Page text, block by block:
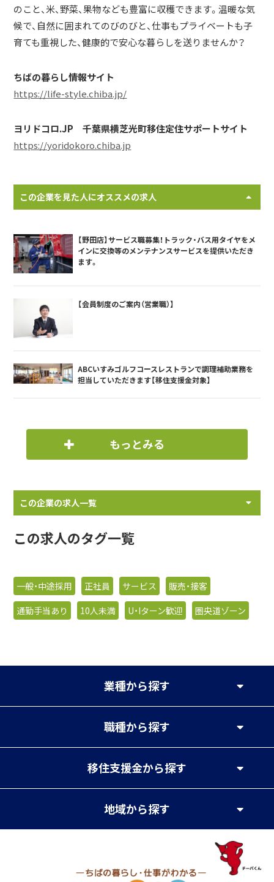
のこと、米、野菜、果物なども豊富に収穫できます。温暖な気
候で、自然に囲まれてのびのびと、仕事もプライベートも子
育ても重視した、健康的で安心な暮らしを送りませんか？
ちばの暮らし情報サイト
https://life-style.chiba.jp/
ヨリドコロ.JP 千葉県横芝光町移住定住サポートサイト
https://yoridokoro.chiba.jp
この企業を見た人にオススメの求人
【野田店】サービス職募集！トラック・バス用タイヤをメ
インに交換等のメンテナンスサービスを提供いただき
ます。
【会員制度のご案内（営業職）】
ABCいすみゴルフコースレストランで調理補助業務を
担当していただきます【移住支援金対象】
もっとみる
この企業の求人一覧
この求人のタグ一覧
一般・中途採用 正社員 サービス
販売・接客
通勤手当あり
10人未満 U・Iターン歓迎 圏央道ゾーン
業種から探す
職種から探す
移住支援金から探す
地域から探す